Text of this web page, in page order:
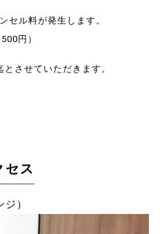
セル料が発生します。
円）
させていただきます。
セス
）